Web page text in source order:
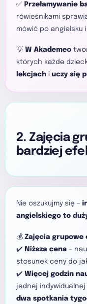
✅ Przełamywanie
rówieśnikami
mówić po angielsku
💡 W Akademeo
których każde
lekcjach i uczy się
2. Zajęcia
bardziej
Nie oszukujmy się –
angielskiego to
💰 Zajęcia grupowe
✔️ Niższa cena –
stosunek ceny do
✔️ Więcej godzin
jednej
dwa spotkania